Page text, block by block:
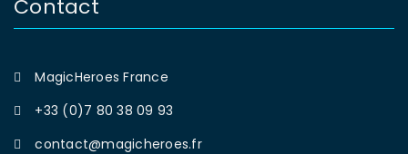
Contact
MagicHeroes France
+33 (0)7 80 38 09 93
contact@magicheroes.fr